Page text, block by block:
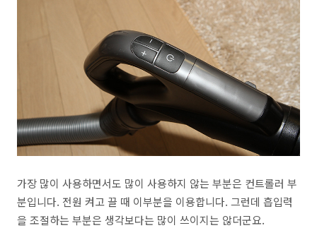
가장 많이 사용하면서도 많이 사용하지 않는 부분은 컨트롤러 부
분입니다. 전원 켜고 끌 때 이부분을 이용합니다. 그런데 흡입력
을 조절하는 부분은 생각보다는 많이 쓰이지는 않더군요.